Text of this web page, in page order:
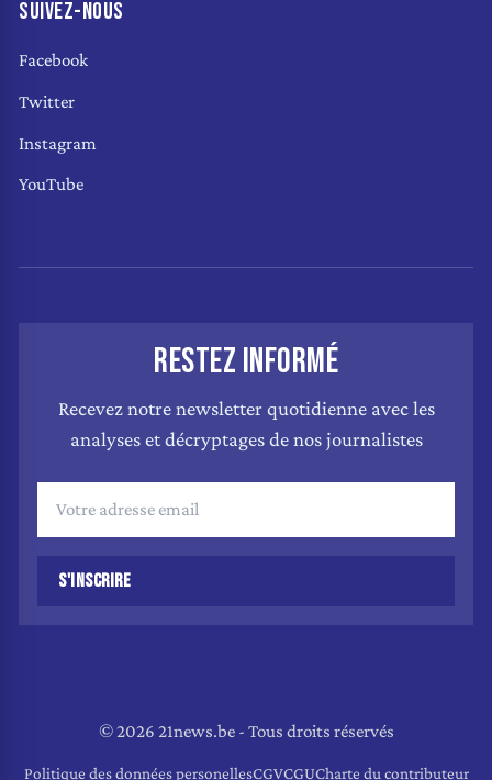
SUIVEZ-NOUS
Facebook
Twitter
Instagram
YouTube
RESTEZ INFORMÉ
Recevez notre newsletter quotidienne avec les
analyses et décryptages de nos journalistes
S'INSCRIRE
© 2026 21news.be - Tous droits réservés
Politique des données personellesCGVCGUCharte du contributeur